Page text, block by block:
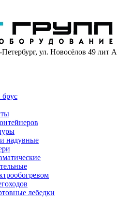
ул. Новосёлов 49 лит А
надувные
лебедки